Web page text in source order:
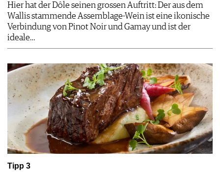
Hier hat der Dôle seinen grossen Auftritt: Der aus dem
Wallis stammende Assemblage-Wein ist eine ikonische
Verbindung von Pinot Noir und Gamay und ist der
ideale…
Tipp 3